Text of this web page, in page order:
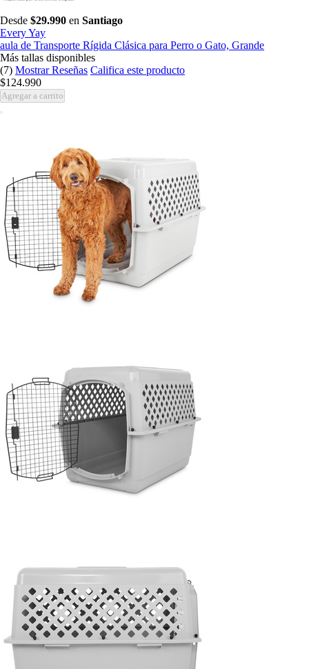
Desde $29.990 en Santiago
Every Yay
aula de Transporte Rígida Clásica para Perro o Gato, Grande
Más tallas disponibles
(7) Mostrar Reseñas Califica este producto
$124.990
Agregar a carrito